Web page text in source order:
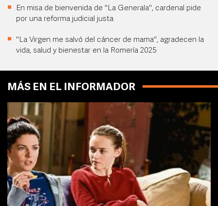
En misa de bienvenida de "La Generala", cardenal pide
por una reforma judicial justa
"La Virgen me salvó del cáncer de mama", agradecen la
vida, salud y bienestar en la Romería 2025
MÁS EN EL INFORMADOR